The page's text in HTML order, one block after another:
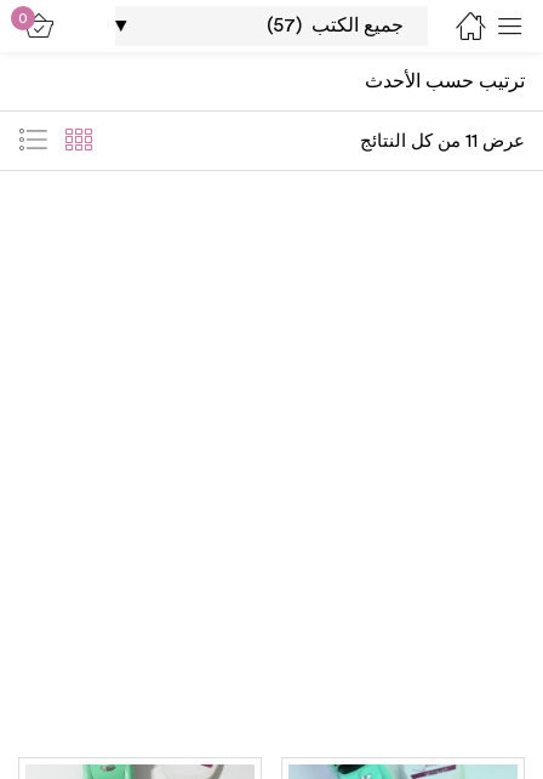
0
عرض ⁦11⁩ من كل النتائج
ترتيب حسب الأحدث